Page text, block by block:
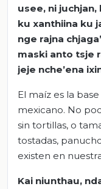
usee, ni juchjan,
ku xanthiina ku
nge rajna
maski anto tsje
jeje nche’ena
El maíz es la
mexicano. No
sin tortillas, o
tostadas,
existen en
Kai niunthau,